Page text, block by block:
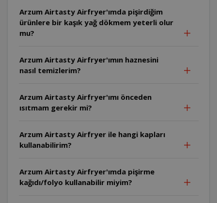
Arzum Airtasty Airfryer'ımda pişirdiğim
ürünlere bir kaşık yağ dökmem yeterli olur
mu?
Arzum Airtasty Airfryer'ımın haznesini
nasıl temizlerim?
Arzum Airtasty Airfryer'ımı önceden
ısıtmam gerekir mi?
Arzum Airtasty Airfryer ile hangi kapları
kullanabilirim?
Arzum Airtasty Airfryer'ımda pişirme
kağıdı/folyo kullanabilir miyim?